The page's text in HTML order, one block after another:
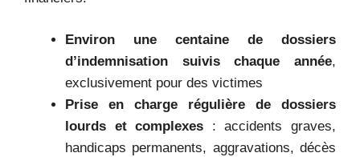
Environ une centaine de dossiers
d’indemnisation suivis chaque année,
exclusivement pour des victimes
Prise en charge régulière de dossiers
lourds et complexes : accidents graves,
handicaps permanents, aggravations, décès